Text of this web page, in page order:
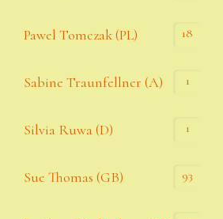
Pawel Tomczak (PL) 18
Sabine Traunfellner (A) 1
Silvia Ruwa (D) 1
Sue Thomas (GB) 93